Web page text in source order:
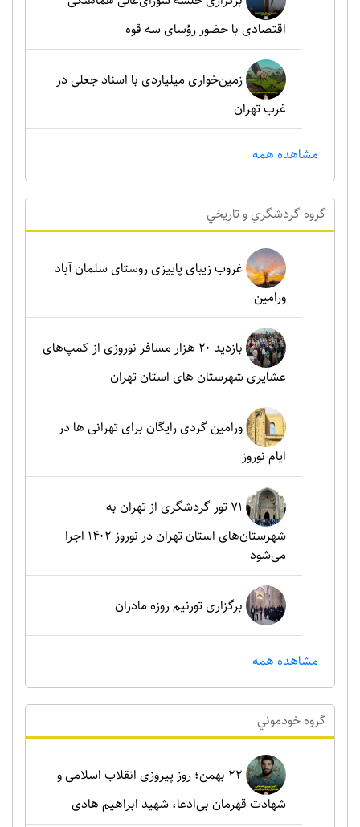
اقتصادی با حضور رؤسای سه قوه
زمین‌خواری میلیاردی با اسناد جعلی در
غرب تهران
مشاهده همه
گروه گردشگري و تاريخي
غروب زیبای پاییزی روستای سلمان آباد
ورامین
بازدید ۲۰ هزار مسافر نوروزی از کمپ‌های
عشایری شهرستان های استان تهران
ورامین گردی رایگان برای تهرانی ها در
ایام نوروز
۷۱ تور گردشگری از تهران به
شهرستان‌های استان تهران در نوروز ۱۴۰۲ اجرا
می‌شود
برگزاری تورنیم روزه مادران
مشاهده همه
گروه خودموني
۲۲ بهمن؛ روز پیروزی انقلاب اسلامی و
شهادت قهرمان بی‌ادعا، شهید ابراهیم هادی